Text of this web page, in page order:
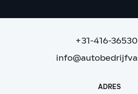
+31-416-
ADRES